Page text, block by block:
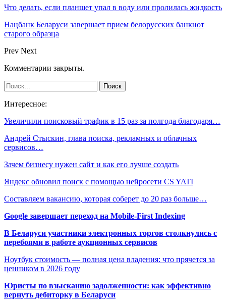
Что делать, если планшет упал в воду или пролилась жидкость
Нацбанк Беларуси завершает прием белорусских банкнот
старого образца
Prev Next
Комментарии закрыты.
Интересное:
Увеличили поисковый трафик в 15 раз за полгода благодаря…
Андрей Стыскин, глава поиска, рекламных и облачных
сервисов…
Зачем бизнесу нужен сайт и как его лучше создать
Яндекс обновил поиск с помощью нейросети CS YATI
Составляем вакансию, которая соберет до 20 раз больше…
Google завершает переход на Mobile-First Indexing
В Беларуси участники электронных торгов столкнулись с
перебоями в работе аукционных сервисов
Ноутбук стоимость — полная цена владения: что прячется за
ценником в 2026 году
Юристы по взысканию задолженности: как эффективно
вернуть дебиторку в Беларуси